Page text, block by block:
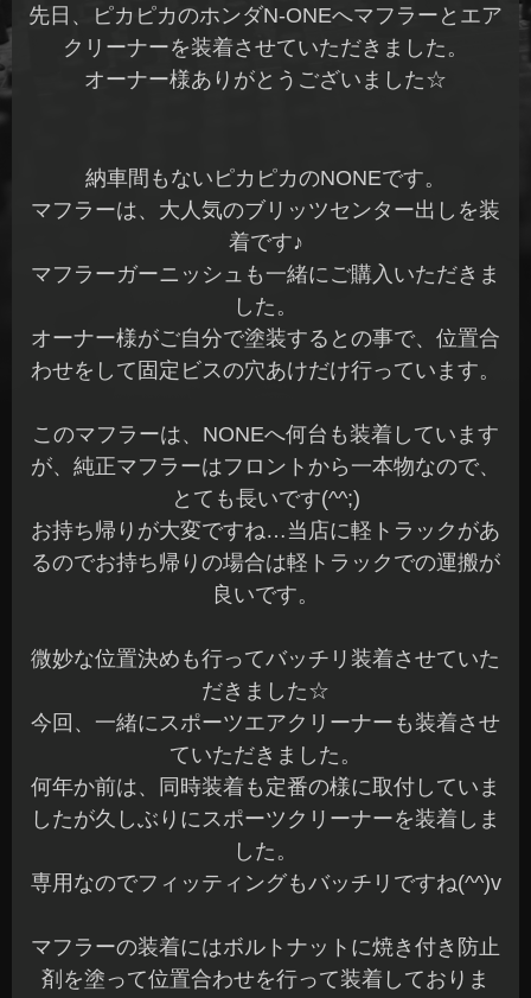
先日、ピカピカのホンダN-ONEへマフラーとエア
クリーナーを装着させていただきました。
オーナー様ありがとうございました☆
納車間もないピカピカのNONEです。
マフラーは、大人気のブリッツセンター出しを装
着です♪
マフラーガーニッシュも一緒にご購入いただきま
した。
オーナー様がご自分で塗装するとの事で、位置合
わせをして固定ビスの穴あけだけ行っています。
このマフラーは、NONEへ何台も装着しています
が、純正マフラーはフロントから一本物なので、
とても長いです(^^;)
お持ち帰りが大変ですね…当店に軽トラックがあ
るのでお持ち帰りの場合は軽トラックでの運搬が
良いです。
微妙な位置決めも行ってバッチリ装着させていた
だきました☆
今回、一緒にスポーツエアクリーナーも装着させ
ていただきました。
何年か前は、同時装着も定番の様に取付していま
したが久しぶりにスポーツクリーナーを装着しま
した。
専用なのでフィッティングもバッチリですね(^^)v
マフラーの装着にはボルトナットに焼き付き防止
剤を塗って位置合わせを行って装着しておりま